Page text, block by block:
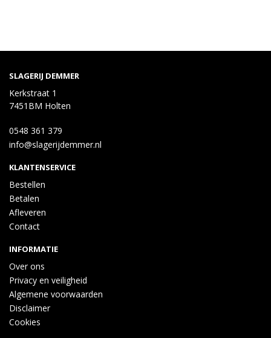
SLAGERIJ DEMMER
Kerkstraat 1
7451BM Holten
0548 361 379
info@slagerijdemmer.nl
KLANTENSERVICE
Bestellen
Betalen
Afleveren
Contact
INFORMATIE
Over ons
Privacy en veiligheid
Algemene voorwaarden
Disclaimer
Cookies